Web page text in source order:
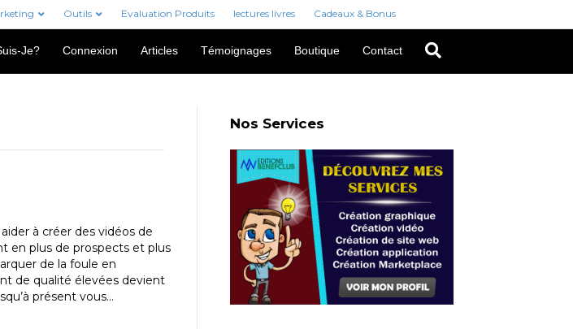
Outils Evaluation Produits lectures livres Cadeaux & Bonus
Je? Connexion Articles Témoignages Boutique Contact
à créer des vidéos de
en plus de prospects et plus
de la foule en
de qualité élevées devient
présent vous…
Nos Services